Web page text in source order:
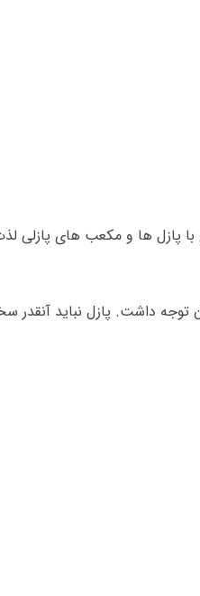
با پازل ها و مکعب های
توجه داشت. پازل نباید